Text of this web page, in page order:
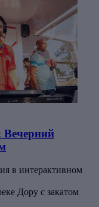
Вечерний
в интерактивном
Дору с закатом